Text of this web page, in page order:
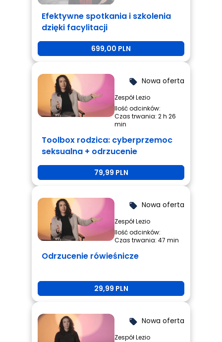
Efektywne spotkania i szkolenia
dzięki facylitacji
699,00 PLN
local_offer Nowa oferta
Zespół Lezio
Ilość odcinków:
Czas trwania: 2 h 26
min
Toolbox rodzica: cyberprzemoc
seksualna + odrzucenie
rówieśnicze + przemoc
79,99 PLN
local_offer Nowa oferta
Zespół Lezio
Ilość odcinków:
Czas trwania: 47 min
Odrzucenie rówieśnicze
29,99 PLN
local_offer Nowa oferta
Zespół Lezio